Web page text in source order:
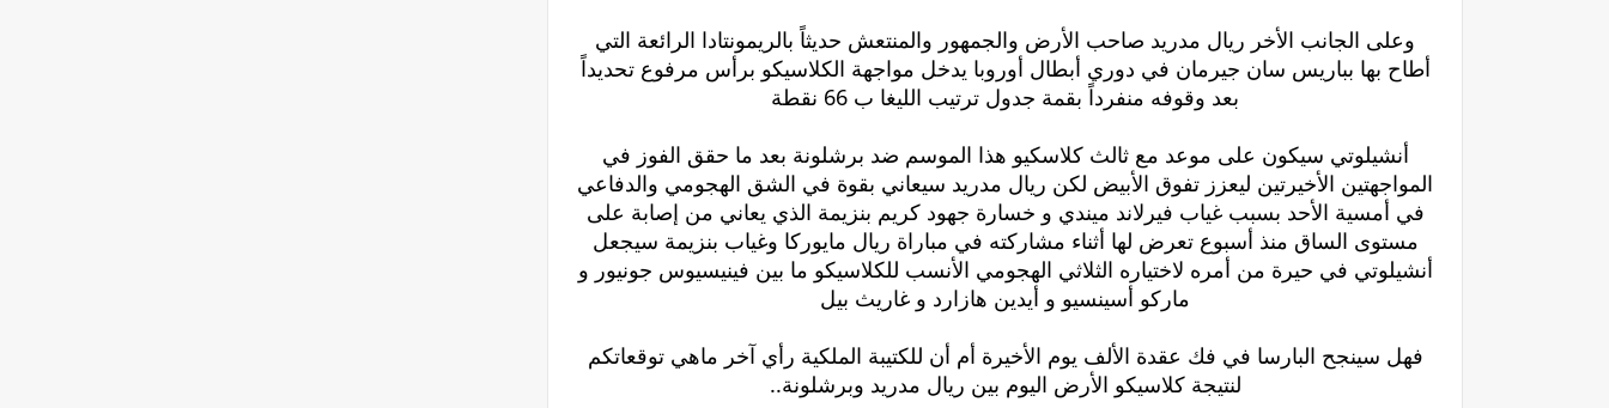
وعلى الجانب الأخر ريال مدريد صاحب الأرض والجمهور والمنتعش حديثاً بالريمونتادا الرائعة التي
أطاح بها بباريس سان جيرمان في دوري أبطال أوروبا يدخل مواجهة الكلاسيكو برأس مرفوع تحديداً
بعد وقوفه منفرداً بقمة جدول ترتيب الليغا ب 66 نقطة
أنشيلوتي سيكون على موعد مع ثالث كلاسكيو هذا الموسم ضد برشلونة بعد ما حقق الفوز في
المواجهتين الأخيرتين ليعزز تفوق الأبيض لكن ريال مدريد سيعاني بقوة في الشق الهجومي والدفاعي
في أمسية الأحد بسبب غياب فيرلاند ميندي و خسارة جهود كريم بنزيمة الذي يعاني من إصابة على
مستوى الساق منذ أسبوع تعرض لها أثناء مشاركته في مباراة ريال مايوركا وغياب بنزيمة سيجعل
أنشيلوتي في حيرة من أمره لاختياره الثلاثي الهجومي الأنسب للكلاسيكو ما بين فينيسيوس جونيور و
ماركو أسينسيو و أيدين هازارد و غاريث بيل
فهل سينجح البارسا في فك عقدة الألف يوم الأخيرة أم أن للكتيبة الملكية رأي آخر ماهي توقعاتكم
لنتيجة كلاسيكو الأرض اليوم بين ريال مدريد وبرشلونة..